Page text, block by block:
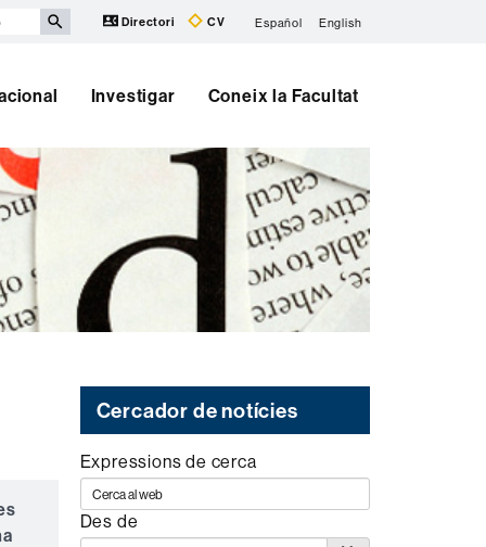
Directori CV Español English
Investigar Coneix la Facultat
Cercador de notícies
Expressions de cerca
Des de